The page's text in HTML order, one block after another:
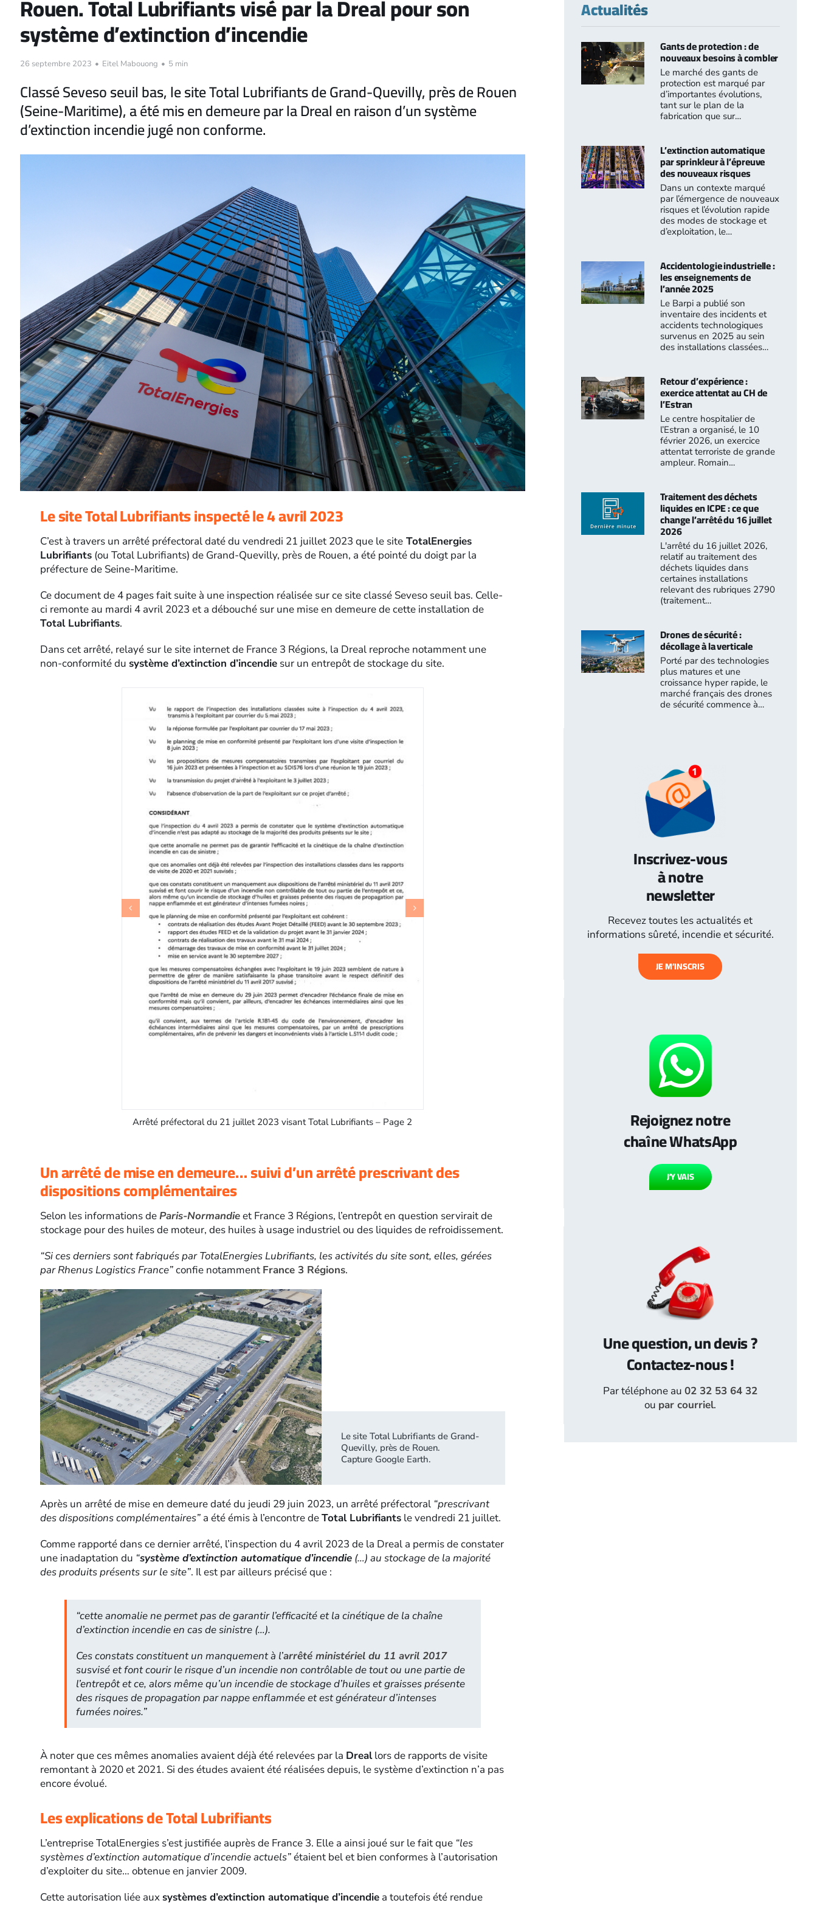
Rouen. Total Lubrifiants visé par la Dreal pour son
système d’extinction d’incendie
26 septembre 2023 • Eitel Mabouong • 5 min
Classé Seveso seuil bas, le site Total Lubrifiants de Grand-Quevilly, près de Rouen
(Seine-Maritime), a été mis en demeure par la Dreal en raison d’un système
d’extinction incendie jugé non conforme.
Le site Total Lubrifiants inspecté le 4 avril 2023
C’est à travers un arrêté préfectoral daté du vendredi 21 juillet 2023 que le siteTotalEnergies
Lubrifiants(ou Total Lubrifiants) de Grand-Quevilly, près de Rouen, a été pointé du doigt par la
préfecture de Seine-Maritime.
Ce document de 4 pages fait suite à une inspection réalisée sur ce site classé Seveso seuil bas. Celle-
ci remonte au mardi 4 avril 2023 et a débouché sur une mise en demeure de cette installation de
Total Lubrifiants.
Dans cet arrêté, relayé sur le site internet de France 3 Régions, la Dreal reproche notamment une
non-conformité du système d’extinction d’incendiesur un entrepôt de stockage du site.
Arrêté préfectoral du 21 juillet 2023 visant Total Lubrifiants – Page 2 Arrêté préfectoral du 21 juillet 2023 visant Total Lubrifiants – Page 3
Un arrêté de mise en demeure… suivi d’un arrêté prescrivant des
dispositions complémentaires
Selon les informations deParis-Normandieet France 3 Régions, l’entrepôt en question servirait de
stockage pour des huiles de moteur, des huiles à usage industriel ou des liquides de refroidissement.
“Si ces derniers sont fabriqués par TotalEnergies Lubrifiants, les activités du site sont, elles, gérées
par Rhenus Logistics France”confie notamment France 3 Régions.
Le site Total Lubrifiants de Grand-
Quevilly, près de Rouen.
Capture Google Earth.
Après un arrêté de mise en demeure daté du jeudi 29 juin 2023, un arrêté préfectoral “prescrivant
des dispositions complémentaires”a été émis à l’encontre deTotal Lubrifiantsle vendredi 21 juillet.
Comme rapporté dans ce dernier arrêté, l’inspection du 4 avril 2023 de la Dreal a permis de constater
une inadaptation du “système d’extinction automatique d’incendie(…) au stockage de la majorité
des produits présents sur le site”. Il est par ailleurs précisé que :
“cette anomalie ne permet pas de garantir l’efficacité et la cinétique de la chaîne
d’extinction incendie en cas de sinistre (…).
Ces constats constituent un manquement à l’arrêté ministériel du 11 avril 2017
susvisé et font courir le risque d’un incendie non contrôlable de tout ou une partie de
l’entrepôt et ce, alors même qu’un incendie de stockage d’huiles et graisses présente
des risques de propagation par nappe enflammée et est générateur d’intenses
fumées noires.”
À noter que ces mêmes anomalies avaient déjà été relevées par la Dreallors de rapports de visite
remontant à 2020 et 2021. Si des études avaient été réalisées depuis, le système d’extinction n’a pas
encore évolué.
Les explications de Total Lubrifiants
L’entreprise TotalEnergies s’est justifiée auprès de France 3. Elle a ainsi joué sur le fait que “les
systèmes d’extinction automatique d’incendie actuels”étaient bel et bien conformes à l’autorisation
d’exploiter du site… obtenue en janvier 2009.
Cette autorisation liée auxsystèmes d’extinction automatique d’incendiea toutefois été rendue
Actualités
Gants de protection : de
nouveaux besoins à combler
Le marché des gants de
protection est marqué par
d’importantes évolutions,
tant sur le plan de la
fabrication que sur…
L’extinction automatique
par sprinkleur à l’épreuve
des nouveaux risques
Dans un contexte marqué
par l’émergence de nouveaux
risques et l’évolution rapide
des modes de stockage et
d’exploitation, le…
Accidentologie industrielle :
les enseignements de
l’année 2025
Le Barpi a publié son
inventaire des incidents et
accidents technologiques
survenus en 2025 au sein
des installations classées…
Retour d’expérience :
exercice attentat au CH de
l’Estran
Le centre hospitalier de
l’Estran a organisé, le 10
février 2026, un exercice
attentat terroriste de grande
ampleur. Romain…
Traitement des déchets
liquides en ICPE : ce que
change l’arrêté du 16 juillet
2026
L'arrêté du 16 juillet 2026,
relatif au traitement des
déchets liquides dans
certaines installations
relevant des rubriques 2790
(traitement…
Drones de sécurité :
décollage à la verticale
Porté par des technologies
plus matures et une
croissance hyper rapide, le
marché français des drones
de sécurité commence à…
Inscrivez-vous
à notre
newsletter
Recevez toutes les actualités et
informations sûreté, incendie et sécurité.
JE M’INSCRIS
Rejoignez notre
chaîne WhatsApp
J’Y VAIS
Une question, un devis ?
Contactez-nous !
Par téléphone au02 32 53 64 32
ou par courriel.